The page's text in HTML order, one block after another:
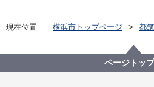
現在位置 横浜市トップページ
都
早淵川につい
早渕川のいきもの
さがせ！早渕川のいきもの
ページトッ